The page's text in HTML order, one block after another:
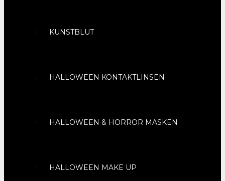
KUNSTBLUT
HALLOWEEN KONTAKTLINSEN
HALLOWEEN & HORROR MASKEN
HALLOWEEN MAKE UP